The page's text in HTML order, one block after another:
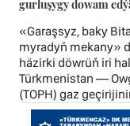
gurluşygy dowam
«Garaşsyz, baky
myradyň mekany»
häzirki döwrüň iri
Türkmenistan —
(TOPH) gaz